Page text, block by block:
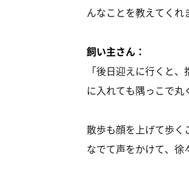
んなことを教えてくれ
飼い主さん：
「後日迎えに行くと
に入れても隅っこで丸
散歩も顔を上げて歩
なでて声をかけて、徐